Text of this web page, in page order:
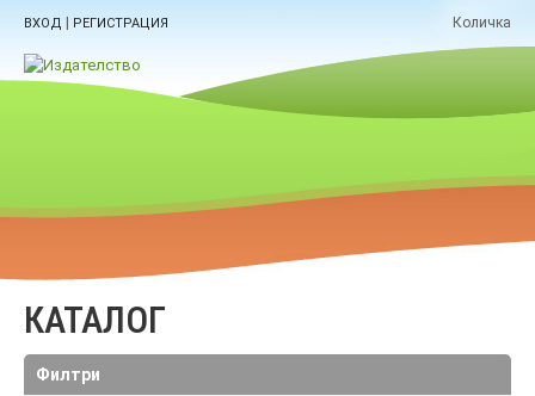
ВХОД | РЕГИСТРАЦИЯ Количка
КАТАЛОГ
Филтри